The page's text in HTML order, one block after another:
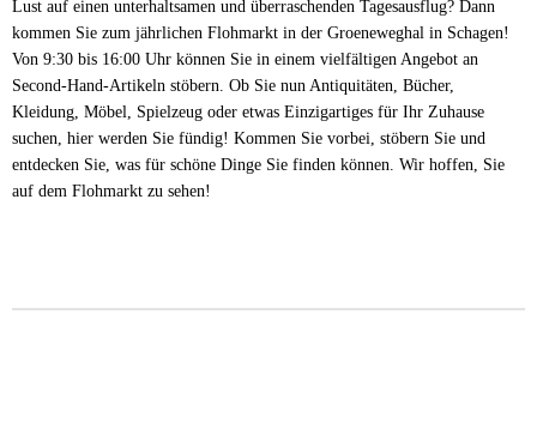
Lust auf einen unterhaltsamen und überraschenden Tagesausflug? Dann
kommen Sie zum jährlichen Flohmarkt in der Groeneweghal in Schagen!
Von 9:30 bis 16:00 Uhr können Sie in einem vielfältigen Angebot an
Second-Hand-Artikeln stöbern. Ob Sie nun Antiquitäten, Bücher,
Kleidung, Möbel, Spielzeug oder etwas Einzigartiges für Ihr Zuhause
suchen, hier werden Sie fündig! Kommen Sie vorbei, stöbern Sie und
entdecken Sie, was für schöne Dinge Sie finden können. Wir hoffen, Sie
auf dem Flohmarkt zu sehen!